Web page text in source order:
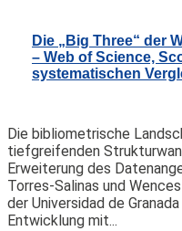
Die „Big Three“ der
– Web of Science,
systematischen
Die bibliometrische
tiefgreifenden
Erweiterung des
Torres-Salinas und
der Universidad de
Entwicklung mit...